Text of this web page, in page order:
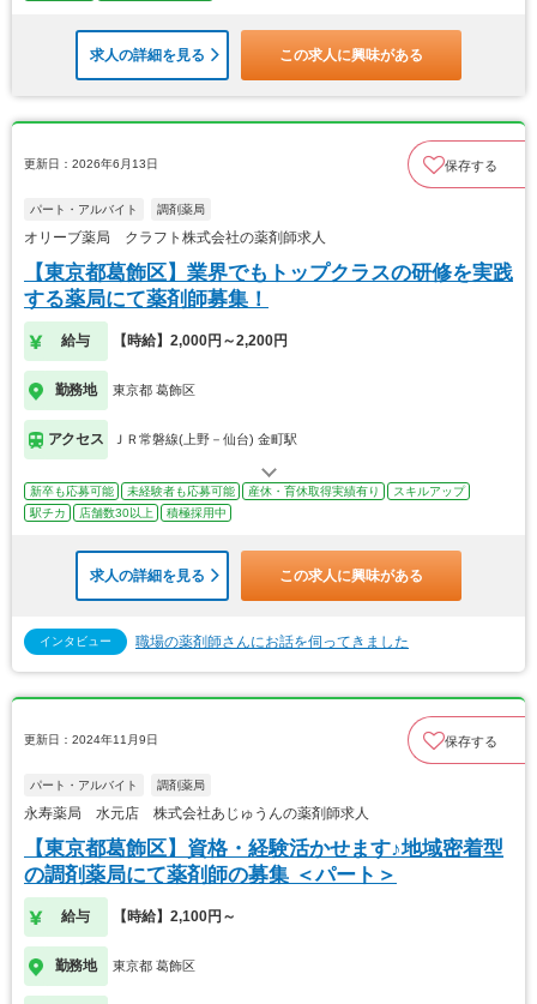
求人の詳細を見る この求人に興味がある
更新日：2026年6月13日 保存する
パート・アルバイト 調剤薬局
オリーブ薬局 クラフト株式会社の薬剤師求人
【東京都葛飾区】業界でもトップクラスの研修を実践
する薬局にて薬剤師募集！
給与 【時給】2,000円～2,200円
勤務地 東京都 葛飾区
アクセス ＪＲ常磐線(上野－仙台) 金町駅
新卒も応募可能 未経験者も応募可能 産休・育休取得実績有り
スキルアップ
駅チカ
店舗数30以上 積極採用中
求人の詳細を見る この求人に興味がある
インタビュー 職場の薬剤師さんにお話を伺ってきました
更新日：2024年11月9日 保存する
パート・アルバイト 調剤薬局
永寿薬局 水元店 株式会社あじゅうんの薬剤師求人
【東京都葛飾区】資格・経験活かせます♪地域密着型
の調剤薬局にて薬剤師の募集 ＜パート＞
給与 【時給】2,100円～
勤務地 東京都 葛飾区